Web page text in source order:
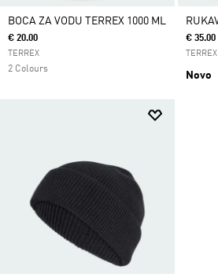
BOCA ZA VODU TERREX 1000 ML
€ 20.00
TERREX
2 Colours
€ 35.00
TERREX
Novo